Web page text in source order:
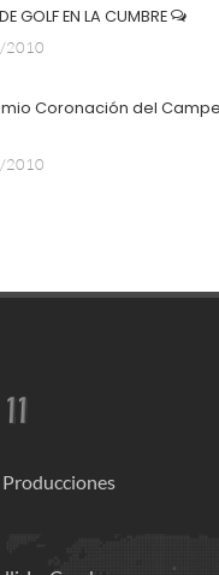
GOLF EN LA CUMBRE
2010
Coronación del
2010
Producciones